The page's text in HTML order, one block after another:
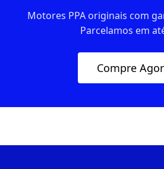
Motores PPA originais com
Parcelamos em
Compre